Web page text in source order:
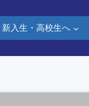
新入生・高校生へ